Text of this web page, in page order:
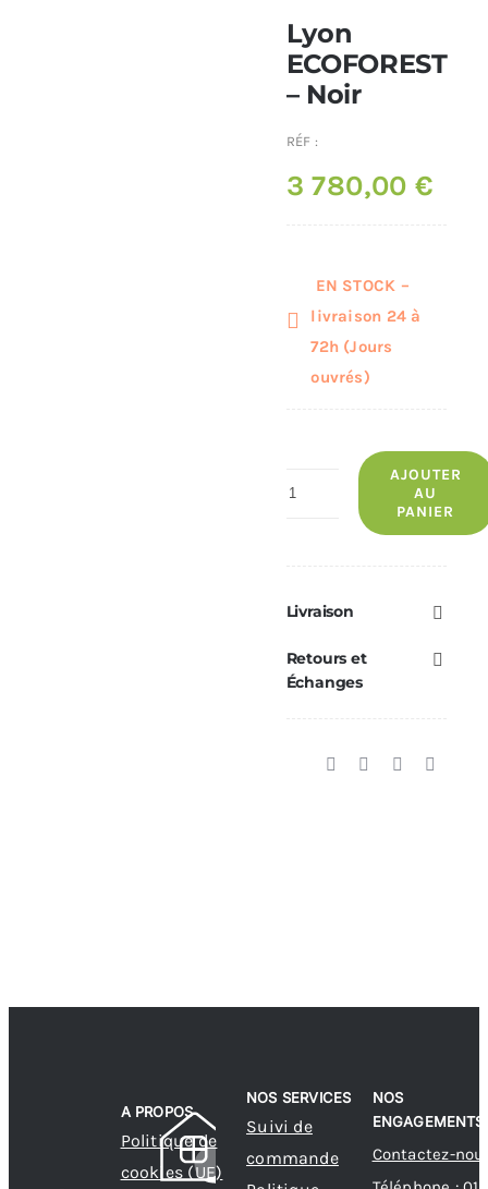
Lyon
ECOFOREST
– Noir
RÉF :
3 780,00€
EN STOCK –
livraison 24 à
72h (Jours
ouvrés)
quantité
-
AJOUTER
AU
PANIER
Livraison
Retours et
Échanges
A PROPOS
Politique de
cookies (UE)
NOS SERVICES
Suivi de
commande
NOS
ENGAGEMENTS
Contactez-